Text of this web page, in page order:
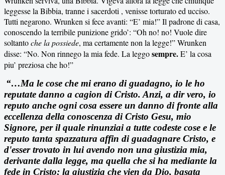
leggesse la Bibbia, tranne i sacerdoti , venisse torturato ed ucciso.
Tutti negarono. Wrunken si fece avanti: “E’ mia!” Il padrone di casa,
conoscendo la terribile punizione grido’: “Oh no! no! Vuole dire
soltantoche la possiede, ma certamente non la legge!” Wrunken
disse: “No. Non rinnego la mia fede. La leggosempre.E’ la cosa
piu’ preziosa che ho!”
“…Ma le cose che mi erano di guadagno, io le ho
reputate danno a cagion di Cristo. Anzi, a dir vero, io
reputo anche ogni cosa essere un danno di fronte alla
eccellenza della conoscenza di Cristo Gesu, mio
Signore, per il quale rinunziai a tutte codeste cose e le
reputo tanta spazzatura affin di guadagnare Cristo, e
d'esser trovato in lui avendo non una giustizia mia,
derivante dalla legge, ma quella che si ha mediante la
fede in Cristo; la giustizia che vien da Dio, basata